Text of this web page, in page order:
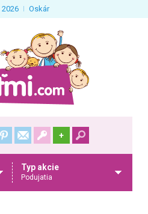
2026 Oskár
+
Typ akcie
Podujatia